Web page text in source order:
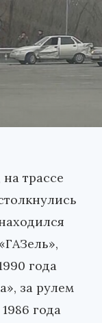
трассе
года
за рулем
года